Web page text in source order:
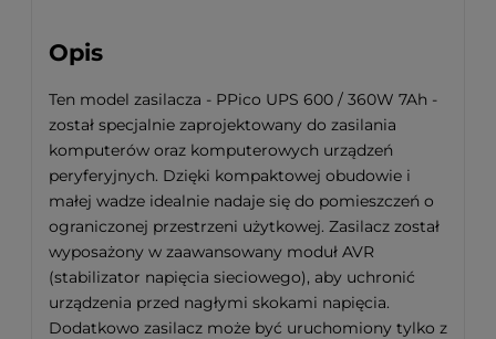
Opis
Ten model zasilacza - PPico UPS 600 / 360W 7Ah -
został specjalnie zaprojektowany do zasilania
komputerów oraz komputerowych urządzeń
peryferyjnych. Dzięki kompaktowej obudowie i
małej wadze idealnie nadaje się do pomieszczeń o
ograniczonej przestrzeni użytkowej. Zasilacz został
wyposażony w zaawansowany moduł AVR
(stabilizator napięcia sieciowego), aby uchronić
urządzenia przed nagłymi skokami napięcia.
Dodatkowo zasilacz może być uruchomiony tylko z